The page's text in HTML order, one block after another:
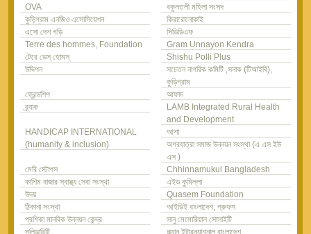
OVA
বকুলতলী মহিলা সংসদ
কুড়িগ্রাম এনজিও এসোসিয়েশন
কিরারোনোকাই
এসো দেশ গড়ি
সিডিডিএফ
Terre des hommes, Foundation
টেরে ডেস্ হোমস্
Gram Unnayon Kendra
Shishu Polli Plus
উদ্দিপন
সচেতন নাগরিক কমিটি ,সনাক (টিআইবি),
কুড়িগ্রাম
ফ্রেন্ডশিপ
আফাদ
ব্র্যাক
LAMB Integrated Rural Health
and Development
HANDICAP INTERNATIONAL
(humanity & inclusion)
আশা
অগ্রযাত্রা সমাজ উন্নয়ন সংস্থা (এ এস ইউ
এস )
মেরি স্টোপস
Chhinnamukul Bangladesh
কাশিম বাজার স্বাস্থ্য সেবা সংস্থা
এইড কুমিল্লা
উদয়
Quasem Foundation
ঠিকানা সংস্থা
আইডিই বাংলাদেশ, প্রুফস
প্রশিকা মানবিক উন্নয়ন কেন্দ্র
সানু মেমোরিয়াল সোসাইটি
সলিডারিটি
প্ল্যান ইন্টারন্যাশনাল বাংলাদেশ